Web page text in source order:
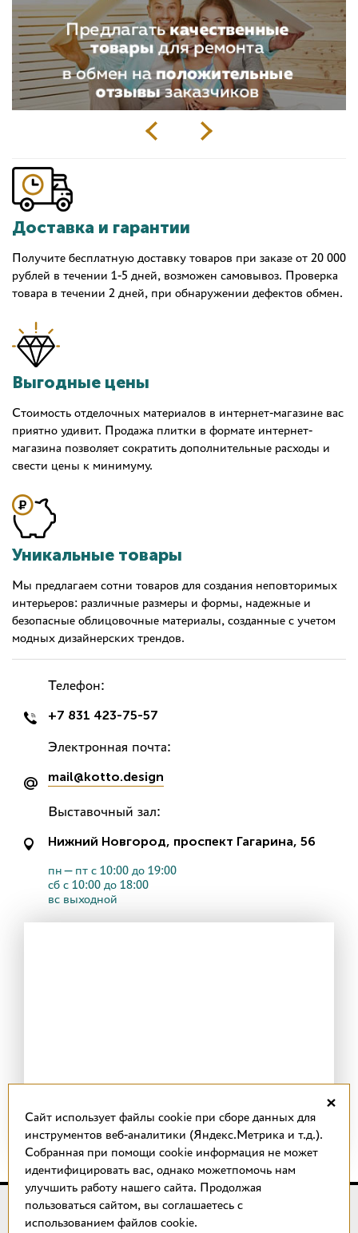
Доставка и гарантии
Получите бесплатную доставку товаров при заказе от 20 000
рублей в течении 1-5 дней, возможен самовывоз. Проверка
товара в течении 2 дней, при обнаружении дефектов обмен.
Выгодные цены
Стоимость отделочных материалов в интернет-магазине вас
приятно удивит. Продажа плитки в формате интернет-
магазина позволяет сократить дополнительные расходы и
свести цены к минимуму.
Уникальные товары
Мы предлагаем сотни товаров для создания неповторимых
интерьеров: различные размеры и формы, надежные и
безопасные облицовочные материалы, созданные с учетом
модных дизайнерских трендов.
Телефон:
+7 831 423-75-57
Электронная почта:
mail@kotto.design
Выставочный зал:
Нижний Новгород, проспект Гагарина, 56
пн—пт с 10:00 до 19:00
сб с 10:00 до 18:00
вс выходной
© 2018 – 2026 КОТТО design
Магазин качественной плитки, светильников, напольных
×
Cайт использует файлы cookie при сборе данных для
инструментов веб-аналитики (Яндекс.Метрика и т.д.).
Собранная при помощи cookie информация не может
идентифицировать вас, однако можетпомочь нам
улучшить работу нашего сайта. Продолжая
пользоваться сайтом, вы соглашаетесь с
использованием файлов cookie.